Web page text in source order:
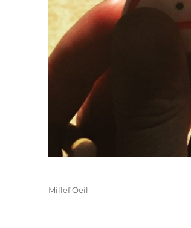
Auteur
Millef'Oeil